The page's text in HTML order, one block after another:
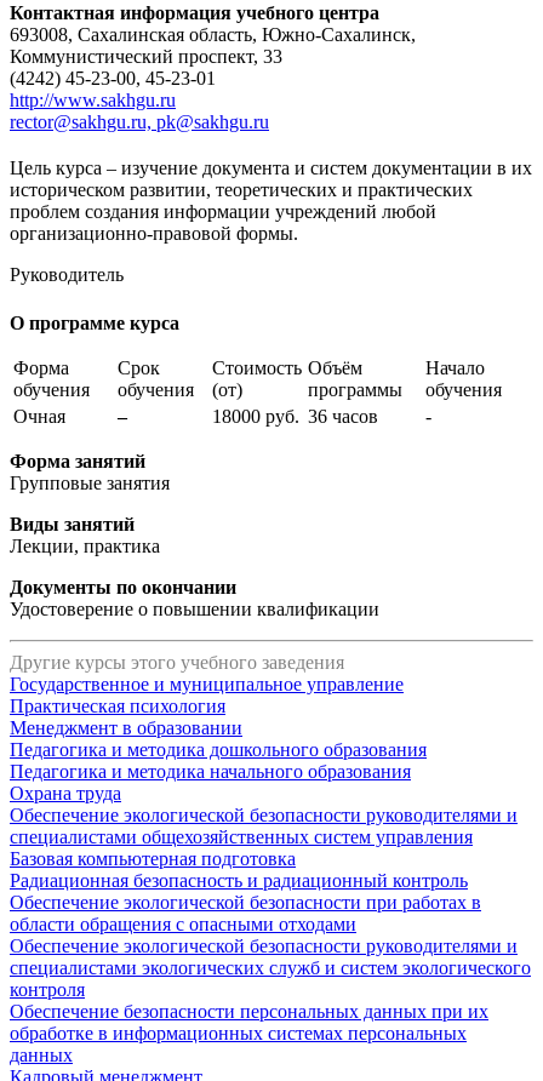
Контактная информация учебного центра
693008, Сахалинская область, Южно-Сахалинск,
Коммунистический проспект, 33
(4242) 45-23-00, 45-23-01
http://www.sakhgu.ru
rector@sakhgu.ru, pk@sakhgu.ru
Цель курса – изучение документа и систем документации в их
историческом развитии, теоретических и практических
проблем создания информации учреждений любой
организационно-правовой формы.
Руководитель
О программе курса
Форма
обучения
Срок
обучения
Стоимость
(от)
Объём
программы
Начало
обучения
Очная
– 18000 руб. 36 часов -
Форма занятий
Групповые занятия
Виды занятий
Лекции, практика
Документы по окончании
Удостоверение о повышении квалификации
Другие курсы этого учебного заведения
Государственное и муниципальное управление
Практическая психология
Менеджмент в образовании
Педагогика и методика дошкольного образования
Педагогика и методика начального образования
Охрана труда
Обеспечение экологической безопасности руководителями и
специалистами общехозяйственных систем управления
Базовая компьютерная подготовка
Радиационная безопасность и радиационный контроль
Обеспечение экологической безопасности при работах в
области обращения с опасными отходами
Обеспечение экологической безопасности руководителями и
специалистами экологических служб и систем экологического
контроля
Обеспечение безопасности персональных данных при их
обработке в информационных системах персональных
данных
Кадровый менеджмент